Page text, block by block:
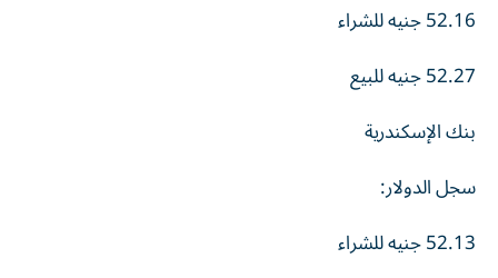
52.16 جنيه للشراء
52.27 جنيه للبيع
بنك الإسكندرية
سجل الدولار:
52.13 جنيه للشراء